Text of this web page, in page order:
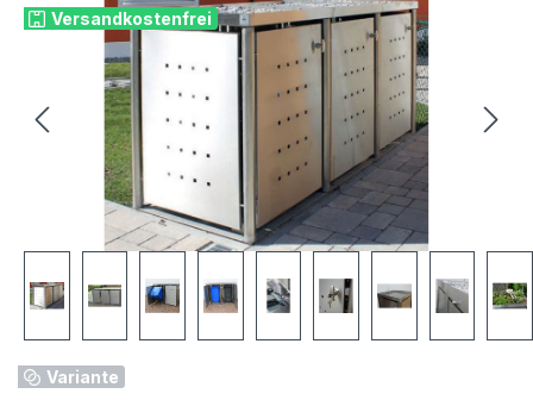
Versandkostenfrei
Variante